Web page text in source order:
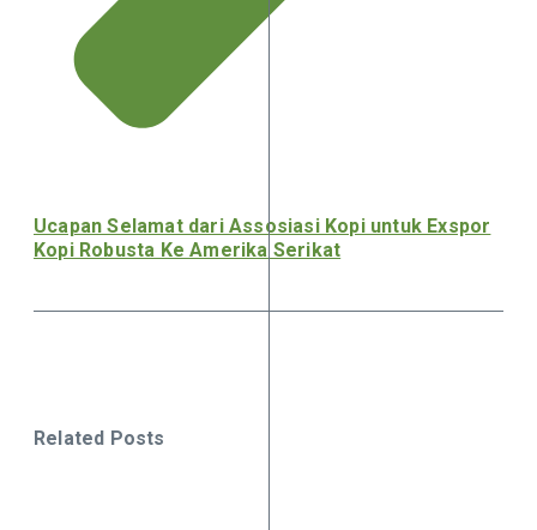
Ucapan Selamat dari Assosiasi Kopi untuk Exspor
Kopi Robusta Ke Amerika Serikat
Related Posts